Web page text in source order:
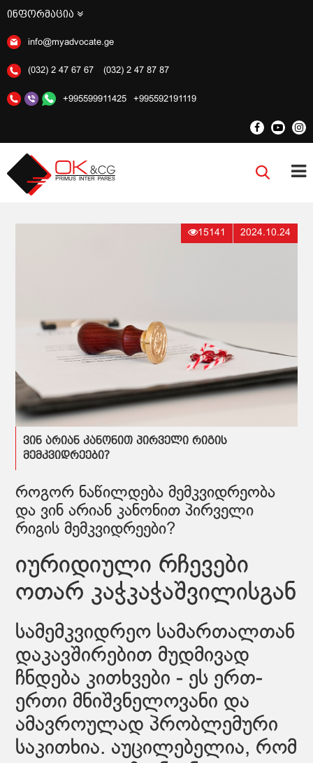
ინფორმაცია
info@myadvocate.ge
(032) 2 47 67 67 (032) 2 47 87 87
+995599911425 +995592191119
15141 2024.10.24
ვინ არიან კანონით პირველი რიგის
მემკვიდრეები?
როგორ ნაწილდება მემკვიდრეობა
და ვინ არიან კანონით პირველი
რიგის მემკვიდრეები?
იურიდიული რჩევები
ოთარ კაჭკაჭაშვილისგან
სამემკვიდრეო სამართალთან
დაკავშირებით მუდმივად
ჩნდება კითხვები - ეს ერთ-
ერთი მნიშვნელოვანი და
ამავროულად პრობლემური
საკითხია. აუცილებელია, რომ